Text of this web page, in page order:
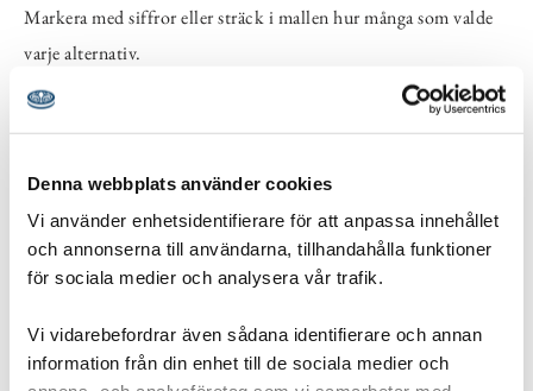
Denna webbplats använder cookies
Vi använder enhetsidentifierare för att anpassa innehållet
och annonserna till användarna, tillhandahålla funktioner
för sociala medier och analysera vår trafik.
Vi vidarebefordrar även sådana identifierare och annan
information från din enhet till de sociala medier och
Markera med siffror eller sträck i mallen hur många som valde
varje alternativ.
När ni genomfört aktiviteten vill vi gärna att ni fyller i
resultaten
från övningen i ett formulär på Scouternas hemsida. Formuläret
hittar ni på https://www.scouterna.se/programutvardering/
Svaren kommer att användas i Scouternas arbete att behålla ett
såväl scouter som ledare.